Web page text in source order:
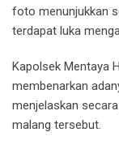
foto menunjukkan
terdapat luka
Kapolsek Mentaya
membenarkan
menjelaskan
malang tersebut.